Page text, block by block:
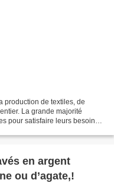
production de textiles, de
La grande majorité
pour satisfaire leurs besoins
en argent
ou d’agate,!